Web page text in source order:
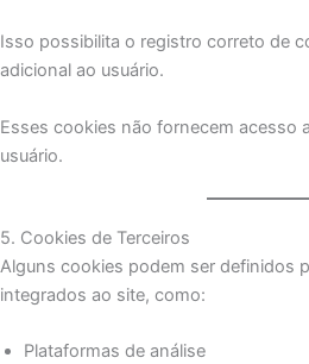
Isso possibilita o registro correto de
adicional ao usuário.
Esses cookies não fornecem acesso
usuário.
5. Cookies de Terceiros
Alguns cookies podem ser definidos
integrados ao site, como:
Plataformas de análise